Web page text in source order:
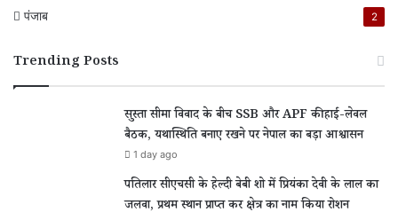
पंजाब 2
Trending Posts
सुस्ता सीमा विवाद के बीच SSB और APF की हाई-लेवल
बैठक, यथास्थिति बनाए रखने पर नेपाल का बड़ा आश्वासन
1 day ago
पतिलार सीएचसी के हेल्दी बेबी शो में प्रियंका देवी के लाल का
जलवा, प्रथम स्थान प्राप्त कर क्षेत्र का नाम किया रोशन